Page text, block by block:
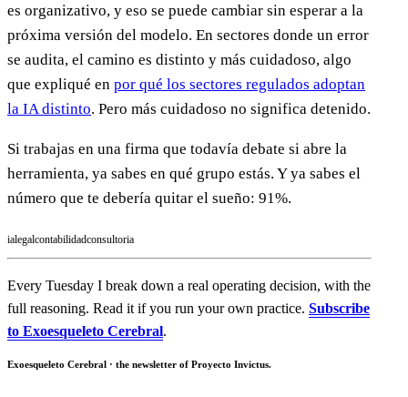
es organizativo, y eso se puede cambiar sin esperar a la
próxima versión del modelo. En sectores donde un error
se audita, el camino es distinto y más cuidadoso, algo
que expliqué en por qué los sectores regulados adoptan
la IA distinto. Pero más cuidadoso no significa detenido.
Si trabajas en una firma que todavía debate si abre la
herramienta, ya sabes en qué grupo estás. Y ya sabes el
número que te debería quitar el sueño: 91%.
ialegalcontabilidadconsultoria
Every Tuesday I break down a real operating decision, with the
full reasoning. Read it if you run your own practice. Subscribe
to Exoesqueleto Cerebral.
Exoesqueleto Cerebral · the newsletter of Proyecto Invictus.